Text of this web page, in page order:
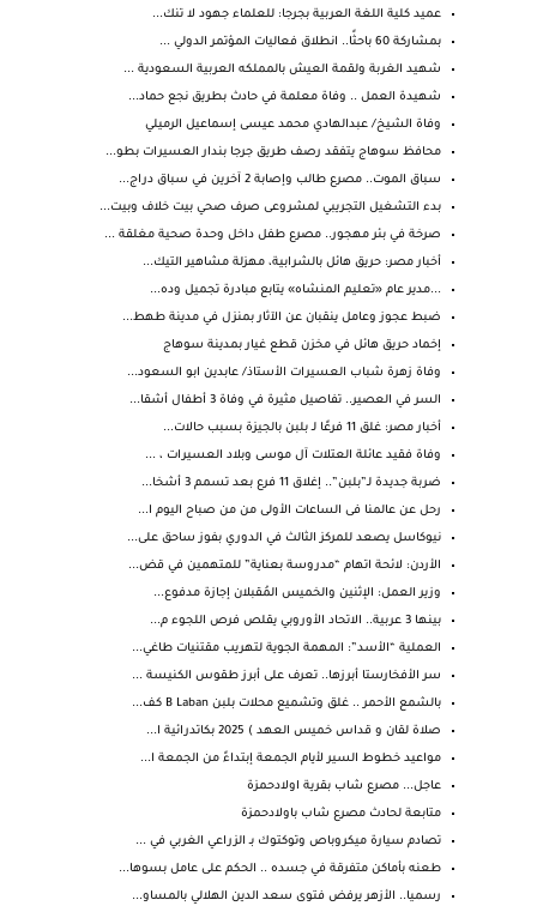
عميد كلية اللغة العربية بجرجا: للعلماء جهود لا تنك...
بمشاركة 60 باحثًا.. انطلاق فعاليات المؤتمر الدولي ...
شهيد الغربة ولقمة العيش بالمملكه العربية السعودية ...
شهيدة العمل .. وفاة معلمة في حادث بطريق نجع حماد...
وفاة الشيخ/ عبدالهادي محمد عيسى إسماعيل الرميلي
محافظ سوهاج يتفقد رصف طريق جرجا بندار العسيرات بطو...
سباق الموت.. مصرع طالب وإصابة 2 آخرين في سباق دراج...
بدء التشغيل التجريبي لمشروعى صرف صحي بيت خلاف وبيت...
صرخة في بئر مهجور.. مصرع طفل داخل وحدة صحية مغلقة ...
أخبار مصر: حريق هائل بالشرابية، مهزلة مشاهير التيك...
...مدير عام «تعليم المنشاه» يتابع مبادرة تجميل وده...
ضبط عجوز وعامل ينقبان عن الآثار بمنزل في مدينة طهط...
إخماد حريق هائل في مخزن قطع غيار بمدينة سوهاج
وفاة زهرة شباب العسيرات الأستاذ/ عابدين ابو السعود...
السر في العصير.. تفاصيل مثيرة في وفاة 3 أطفال أشقا...
أخبار مصر: غلق 11 فرعًا لـ بلبن بالجيزة بسبب حالات...
وفاة فقيد عائلة العتلات آل موسى وبلاد العسيرات ، ...
ضربة جديدة لـ”بلبن”.. إغلاق 11 فرع بعد تسمم 3 أشخا...
رحل عن عالمنا فى الساعات الأولى من من صباح اليوم ا...
نيوكاسل يصعد للمركز الثالث في الدوري بفوز ساحق على...
الأردن: لائحة اتهام “مدروسة بعناية” للمتهمين في قض...
وزير العمل: الإثنين والخميس المُقبلان إجازة مدفوع...
بينها 3 عربية.. الاتحاد الأوروبي يقلص فرص اللجوء م...
العملية “الأسد”: المهمة الجوية لتهريب مقتنيات طاغي...
سر الأفخارستا أبرزها.. تعرف على أبرز طقوس الكنيسة ...
بالشمع الأحمر .. غلق وتشميع محلات بلبن B Laban كف...
صلاة لقان و قداس خميس العهد ) 2025 بكاتدرائية ا...
مواعيد خطوط السير لأيام الجمعة إبتداءً من الجمعة ا...
عاجل... مصرع شاب بقرية اولادحمزة
متابعة لحادث مصرع شاب باولادحمزة
تصادم سيارة ميكروباص وتوكتوك بـ الزراعي الغربي في ...
طعنه بأماكن متفرقة في جسده .. الحكم على عامل بسوها...
رسميا.. الأزهر يرفض فتوى سعد الدين الهلالي بالمساو...